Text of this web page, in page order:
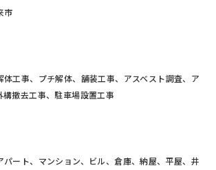
市
工事、プチ解体、舗装工事、アスベスト調査、ア
構撤去工事、駐車場設置工事
ート、マンション、ビル、倉庫、納屋、平屋、井